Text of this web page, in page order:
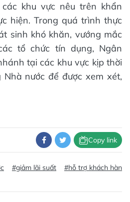
khu vực nêu trên khẩn
hiện. Trong quá trình thực
sinh khó khăn, vướng mắc
tổ chức tín dụng, Ngân
tại các khu vực kịp thời
nước để được xem xét,
Copy link
#giảm lãi suất #hỗ trợ khách hàng